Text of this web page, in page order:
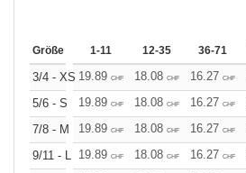
Größe 1-11 12-35 36-71
3/4 - XS 19.89 CHF 18.08 CHF 16.27 CHF
5/6 - S
19.89 CHF 18.08 CHF 16.27 CHF
7/8 - M
19.89 CHF 18.08 CHF 16.27 CHF
9/11 - L 19.89 CHF 18.08 CHF 16.27 CHF